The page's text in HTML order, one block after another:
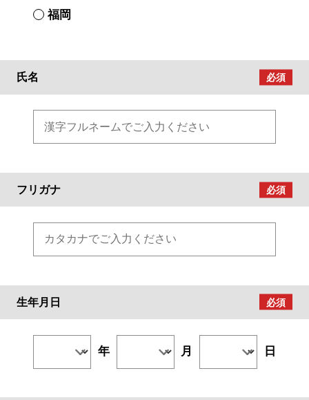
福岡
氏名
フリガナ
生年月日
年 月 日